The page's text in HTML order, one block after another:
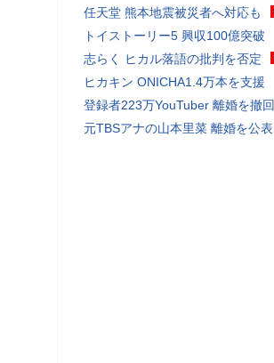
任天堂 熊本地震被災者へ対応も
トイストーリー5 興収100億突破
志らく ヒカル落語の批判を否定
ヒカキン ONICHA1.4万本を支援
登録者223万YouTuber 離婚を撤回
元TBSアナの山本里菜 離婚を公表